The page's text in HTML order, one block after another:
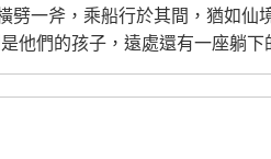
一斧，乘船行於其間，猶如仙
他們的孩子，遠處還有一座躺下